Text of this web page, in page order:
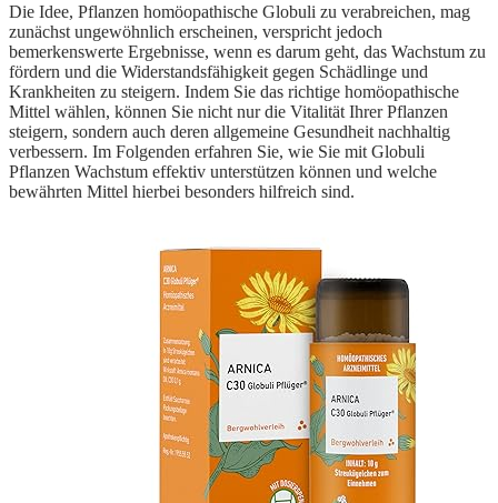
Die Idee, Pflanzen homöopathische Globuli zu verabreichen, mag
zunächst ungewöhnlich erscheinen, verspricht jedoch
bemerkenswerte Ergebnisse, wenn es darum geht, das Wachstum zu
fördern und die Widerstandsfähigkeit gegen Schädlinge und
Krankheiten zu steigern. Indem Sie das richtige homöopathische
Mittel wählen, können Sie nicht nur die Vitalität Ihrer Pflanzen
steigern, sondern auch deren allgemeine Gesundheit nachhaltig
verbessern. Im Folgenden erfahren Sie, wie Sie mit Globuli
Pflanzen Wachstum effektiv unterstützen können und welche
bewährten Mittel hierbei besonders hilfreich sind.